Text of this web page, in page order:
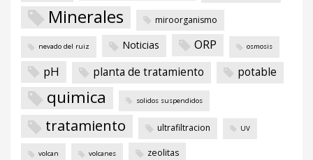
Minerales miroorganismo
nevado del ruiz Noticias ORP osmosis
pH planta de tratamiento potable
quimica solidos suspendidos
tratamiento ultrafiltracion UV
volcan volcanes zeolitas